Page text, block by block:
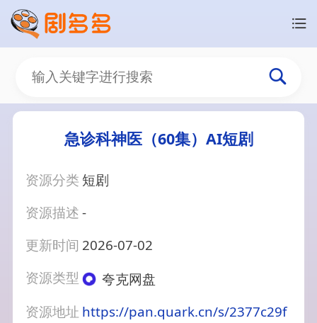
急诊科神医（60集）AI短剧
资源分类 短剧
资源描述-
更新时间 2026-07-02
资源类型
夸克网盘
资源地址 https://pan.quark.cn/s/2377c29f